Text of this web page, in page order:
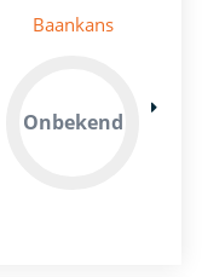
Baankans
Onbekend